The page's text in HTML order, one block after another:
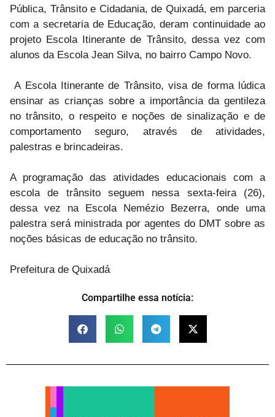
Pública, Trânsito e Cidadania, de Quixadá, em parceria
com a secretaria de Educação, deram continuidade ao
projeto Escola Itinerante de Trânsito, dessa vez com
alunos da Escola Jean Silva, no bairro Campo Novo.
A Escola Itinerante de Trânsito, visa de forma lúdica
ensinar as crianças sobre a importância da gentileza
no trânsito, o respeito e noções de sinalização e de
comportamento seguro, através de atividades,
palestras e brincadeiras.
A programação das atividades educacionais com a
escola de trânsito seguem nessa sexta-feira (26),
dessa vez na Escola Nemézio Bezerra, onde uma
palestra será ministrada por agentes do DMT sobre as
noções básicas de educação no trânsito.
Prefeitura de Quixadá
Compartilhe essa notícia: